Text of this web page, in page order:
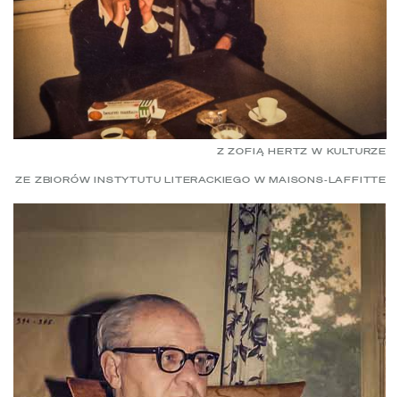
Z ZOFIĄ HERTZ W KULTURZE
ZE ZBIORÓW INSTYTUTU LITERACKIEGO W MAISONS-LAFFITTE